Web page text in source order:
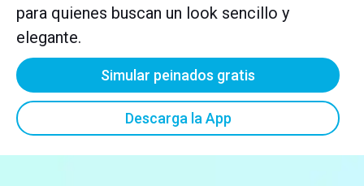
para quienes buscan un look sencillo y
elegante.
Simular peinados gratis
Descarga la App